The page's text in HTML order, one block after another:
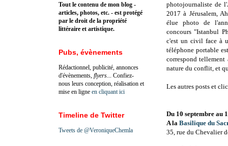
photojournaliste de
2017 à Jérusalem,
élue photo de
concours "Istanbul
c'est un civil face à
téléphone portable
correspond
nature du conflit, et
Les autres posts et
Du 10 septembre au
A la Basilique du
35, rue du Chevalier
Tout le contenu de mon blog -
articles, photos, etc. - est protégé
par le droit de la propriété
littéraire et artistique.
Pubs, évènements
Rédactionnel, publicité, annonces
d'évènements, flyers ... Confiez-
nous leurs conception, réalisation et
mise en ligne en cliquant ici
Timeline de Twitter
Tweets de @VeroniqueChemla